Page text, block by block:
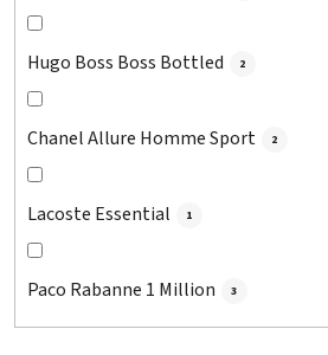
Hugo Boss Boss Bottled 2
Chanel Allure Homme Sport 2
Lacoste Essential 1
Paco Rabanne 1 Million 3